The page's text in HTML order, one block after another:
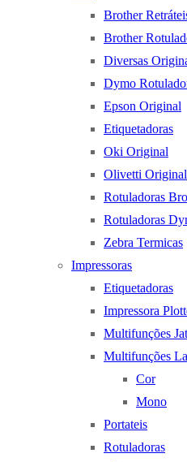
Brother
Brother
Diversas
Dymo
Epson Original
Etiquetadoras
Oki Original
Olivetti Original
Rotuladoras
Rotuladoras
Zebra Termicas
Impressoras
Etiquetadoras
Impressora
Multifunções
Multifunções
Cor
Mono
Portateis
Rotuladoras